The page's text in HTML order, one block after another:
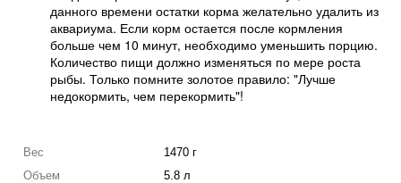
данного времени остатки корма желательно удалить из
аквариума. Если корм остается после кормления
больше чем 10 минут, необходимо уменьшить порцию.
Количество пищи должно изменяться по мере роста
рыбы. Только помните золотое правило: "Лучше
недокормить, чем перекормить"!
Вес
1470 г
Объем
5.8 л